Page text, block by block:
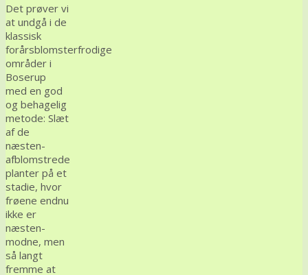
Det prøver vi
at undgå i de
klassisk
forårsblomsterfrodige
områder i
Boserup
med en god
og behagelig
metode: Slæt
af de
næsten-
afblomstrede
planter på et
stadie, hvor
frøene endnu
ikke er
næsten-
modne, men
så langt
fremme at